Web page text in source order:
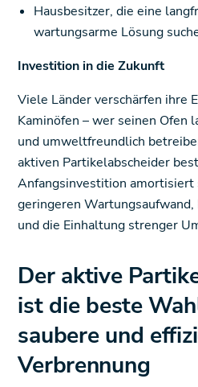
Hausbesitzer, die eine
wartungsarme Lösung
Investition in die Zukunft
Viele Länder verschärfen ihre
Kaminöfen – wer seinen Ofen
und umweltfreundlich
aktiven Partikelabscheider
Anfangsinvestition amortisiert
geringeren
und die Einhaltung strenger
Der aktive
ist die beste
saubere und
Verbrennung